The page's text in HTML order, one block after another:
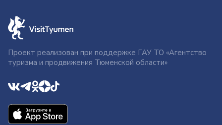
Проект реализован при поддержке ГАУ ТО «Агентство
туризма и продвижения Тюменской области»